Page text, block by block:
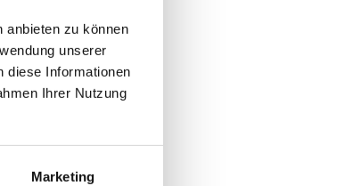
anbieten zu können
unserer
diese Informationen
Ihrer Nutzung
Marketing